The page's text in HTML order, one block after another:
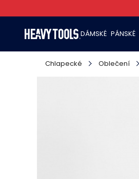
DÁMSKÉ PÁNSKÉ
Chlapecké Oblečení